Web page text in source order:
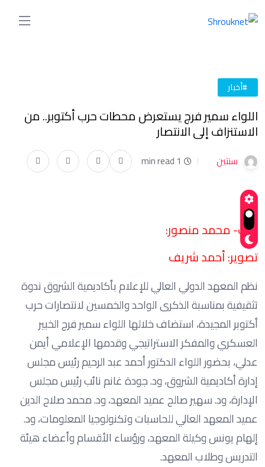
#أخبار
اللواء سمير فرج يستعرض محطات حرب أكتوبر.. من
الاستنزاف إلى الانتصار
سنتين 1 min read
كتب- محمد منصور:
تصوير: أحمد شريف
نظم المعهد الدولي العالي للإعلام بأكاديمية الشروق ندوة
تثقيفية بمناسبة الذكرى الواحد والخمسين لانتصارات حرب
أكتوبر المجيدة، استضاف خلالها اللواء سمير فرج الخبير
العسكري والمفكر الاستراتيجي وقدمها الإعلامي أيمن
عدلي، بحضور اللواء الدكتور أحمد عبد الرحيم رئيس مجلس
إدارة أكاديمية الشروق، ود. جودة غانم نائب رئيس مجلس
الإدارة، ود. سهير صالح عميد المعهد، ود. محمد صلاح الدين
عميد المعهد العالي للحاسبات وتكنولوجيا المعلومات، ود.
إلهام يونس وكيلة المعهد، ورؤساء الأقسام وأعضاء هيئة
التدريس وطلاب المعهد.